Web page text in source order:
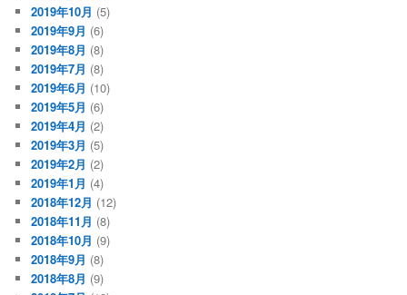
2019年10月 (5)
2019年9月 (6)
2019年8月 (8)
2019年7月 (8)
2019年6月 (10)
2019年5月 (6)
2019年4月 (2)
2019年3月 (5)
2019年2月 (2)
2019年1月 (4)
2018年12月 (12)
2018年11月 (8)
2018年10月 (9)
2018年9月 (8)
2018年8月 (9)